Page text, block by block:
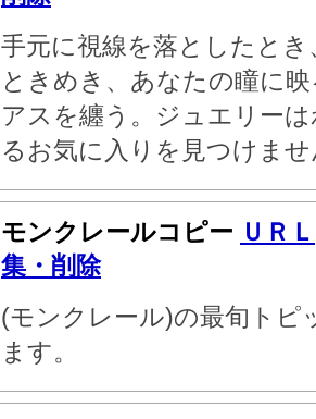
手元に視線を落としたと
ときめき、あなたの瞳に
アスを纏う。ジュエリー
るお気に入りを見つけま
モンクレールコピー ＵＲＬ
集・削除
(モンクレール)の最旬トピ
ます。